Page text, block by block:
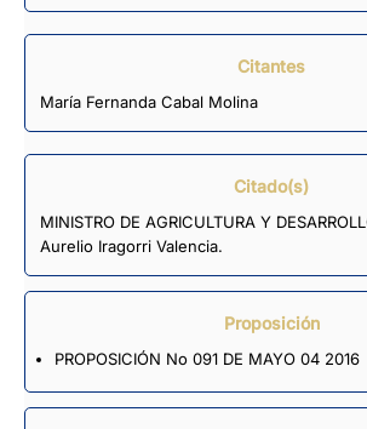
Citantes
María Fernanda Cabal Molina
Citado(s)
MINISTRO DE AGRICULTURA Y
Aurelio Iragorri Valencia.
Proposición
PROPOSICIÓN No 091 DE MAYO 04 2016